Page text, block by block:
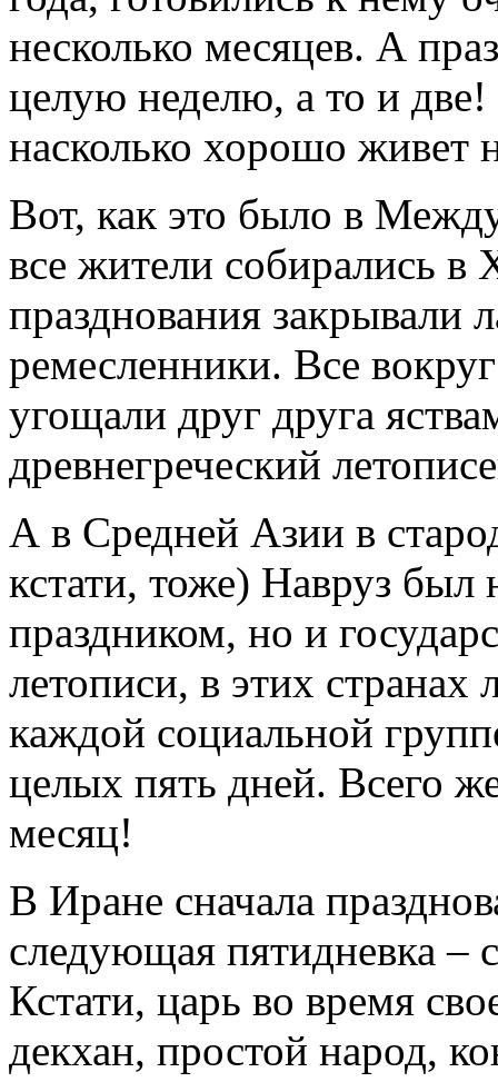
несколько месяцев. А
целую неделю, а то и две!
насколько хорошо живет
Вот, как это было в
все жители собирались в
празднования закрывали
ремесленники. Все
угощали друг друга
древнегреческий
А в Средней Азии в
кстати, тоже) Навруз был
праздником, но и
летописи, в этих
каждой социальной
целых пять дней. Всего
месяц!
В Иране сначала
следующая пятидневка –
Кстати, царь во время
декхан, простой народ,